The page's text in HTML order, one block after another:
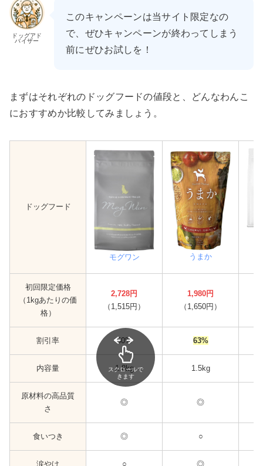
ドッグアド
バイザー
このキャンペーンは当サイト限定なの
で、ぜひキャンペーンが終わってしまう
前にぜひお試しを！
まずはそれぞれのドッグフードの値段と、どんなわんこ
におすすめか比較してみましょう。
ドッグフード
モグワン うまか
初回限定価格
（1kgあたりの価
格）
2,728円
（1,515円）
1,980円
（1,650円）
割引率 50% 63%
内容量 1.8kg 1.5kg
原材料の高品質
さ
◎ ◎
食いつき ◎ ○
涙やけ ○ ◎
スクロールで
きます